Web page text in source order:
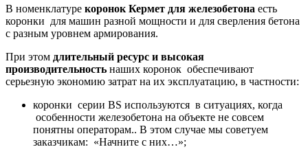
В номенклатуре коронок Кермет для железобетона есть
коронки для машин разной мощности и для сверления бетона
с разным уровнем армирования.
При этом длительный ресурс и высокая
производительность наших коронок обеспечивают
серьезную экономию затрат на их эксплуатацию, в частности:
коронки серии BS используются в ситуациях, когда
особенности железобетона на объекте не совсем
понятны операторам.. В этом случае мы советуем
заказчикам: «Начните с них…»;